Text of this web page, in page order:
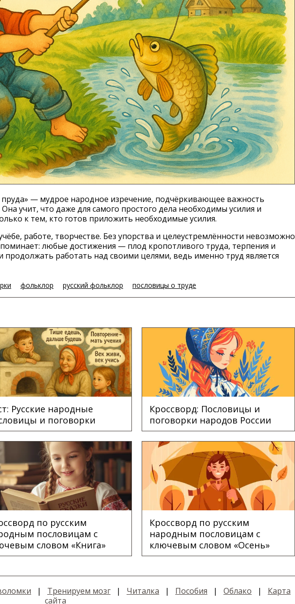
— мудрое народное изречение, подчёркивающее важность
учит, что даже для самого простого дела необходимы усилия и
к тем, кто готов приложить необходимые усилия.
работе, творчестве. Без упорства и целеустремлённости невозможно
любые достижения — плод кропотливого труда, терпения и
продолжать работать над своими целями, ведь именно труд является
фольклор русский фольклор пословицы о труде
Русские народные
и поговорки
Кроссворд: Пословицы и
поговорки народов России
по русским
пословицам с
словом «Книга»
Кроссворд по русским
народным пословицам с
ключевым словом «Осень»
| Тренируем мозг | Читалка | Пособия | Облако |
Карта
сайта